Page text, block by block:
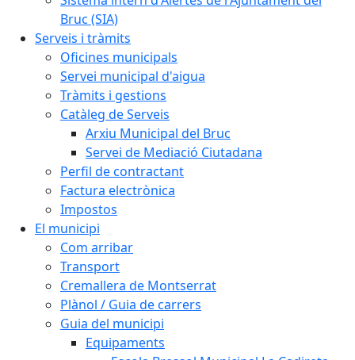
Bruc (SIA)
Serveis i tràmits
Oficines municipals
Servei municipal d'aigua
Tràmits i gestions
Catàleg de Serveis
Arxiu Municipal del Bruc
Servei de Mediació Ciutadana
Perfil de contractant
Factura electrònica
Impostos
El municipi
Com arribar
Transport
Cremallera de Montserrat
Plànol / Guia de carrers
Guia del municipi
Equipaments